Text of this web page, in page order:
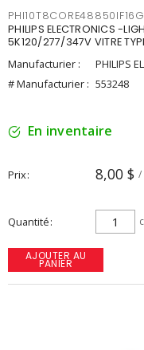
PHILIPS ELECTRONICS -
5K120/277/347V VITRE
Manufacturier :
PHILIPS
# Manufacturier : 553248
En inventaire
Prix 8,00 $ /
Quantité
AJOUTER AU
PANIER